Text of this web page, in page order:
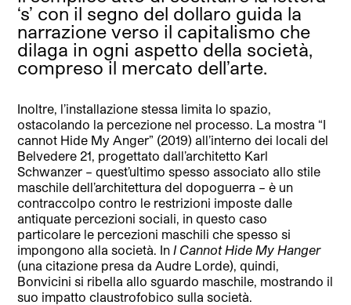
‘s’ con il segno del dollaro guida la
narrazione verso il capitalismo che
dilaga in ogni aspetto della società,
compreso il mercato dell’arte.
Inoltre, l’installazione stessa limita lo spazio,
ostacolando la percezione nel processo. La mostra “I
cannot Hide My Anger” (2019) all’interno dei locali del
Belvedere 21, progettato dall’architetto Karl
Schwanzer – quest’ultimo spesso associato allo stile
maschile dell’architettura del dopoguerra – è un
contraccolpo contro le restrizioni imposte dalle
antiquate percezioni sociali, in questo caso
particolare le percezioni maschili che spesso si
impongono alla società. In I Cannot Hide My Hanger
(una citazione presa da Audre Lorde), quindi,
Bonvicini si ribella allo sguardo maschile, mostrando il
suo impatto claustrofobico sulla società.